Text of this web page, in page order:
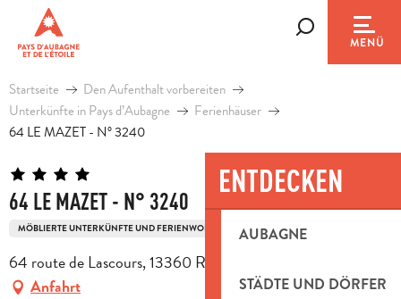
contenu
principal
MENÜ
ENTDECKEN
AUBAGNE
STÄDTE UND DÖRFER
Startseite
Den Aufenthalt vorbereiten
Unterkünfte in Pays d’Aubagne
Ferienhäuser
64 LE MAZET - N° 3240
64 LE MAZET - N° 3240
MÖBLIERTE UNTERKÜNFTE UND FERIENWOHNUNGEN HAUS
64 route de Lascours, 13360 Roquevaire
Anfahrt